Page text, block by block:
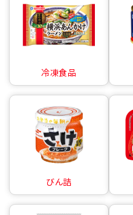
冷凍食品
びん詰